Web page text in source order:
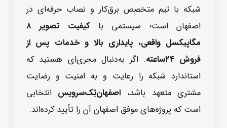
شبکه با تیم متخصص برق‌کار و نصاب حرفه‌ای در
اصفهان است؛ سیستمی با
کیفیت تصویر ۸
مگاپیکسل واقعی، پایداری بالا و خدمات پس از
فروش ۲۴ساعته
. اگر به‌دنبال مجری‌ای هستید که
استاندارد شبکه را رعایت و به امنیت و رضایت
مشتری متعهد باشد، اصفهان‌تِک‌سرویس انتخابی
است که پروژه‌های موفق اصفهان آن را تأیید کرده‌اند.